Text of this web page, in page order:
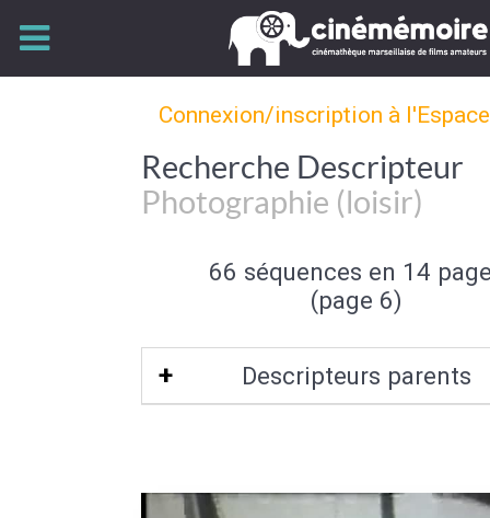
Connexion/inscription à
Recherche Descripteur
Photographie (loisir)
66 séquences en 14
(page 6)
Descripteurs parents